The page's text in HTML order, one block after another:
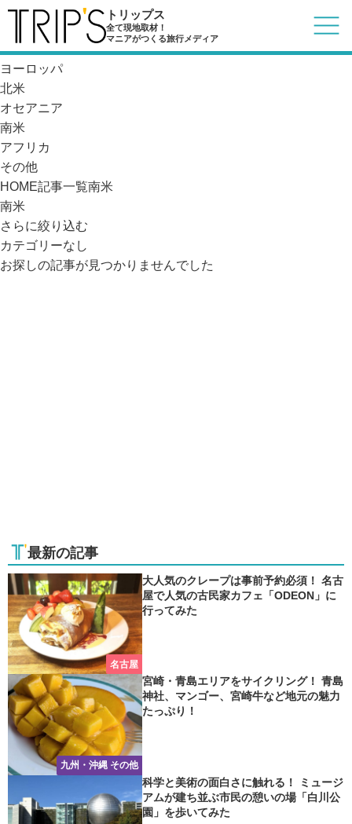
トリップス
全て現地取材！
マニアがつくる旅行メディア
記事一覧
アジア
ヨーロッパ
北米
オセアニア
南米
アフリカ
その他
HOME記事一覧南米
南米
さらに絞り込む
カテゴリーなし
お探しの記事が見つかりませんでした
最新の記事
名古屋
大人気のクレープは事前予約必須！ 名古
屋で人気の古民家カフェ「ODEON」に
行ってみた
九州・沖縄 その他
宮崎・青島エリアをサイクリング！ 青島
神社、マンゴー、宮崎牛など地元の魅力
たっぷり！
科学と美術の面白さに触れる！ ミュージ
アムが建ち並ぶ市民の憩いの場「白川公
園」を歩いてみた